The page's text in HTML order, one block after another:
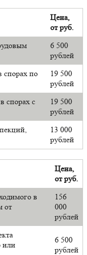
Цена,
от руб.
6 500
рублей
спорах по
19 500
рублей
спорах с
19 500
рублей
13 000
рублей
Цена,
от руб.
в
от
156
000
рублей
или
6 500
рублей